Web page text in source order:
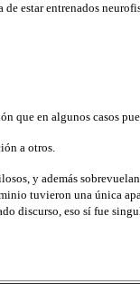
estar entrenados
que en algunos casos
a otros.
y además
tuvieron una única
discurso, eso sí fue